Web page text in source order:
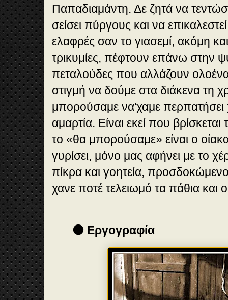
Παπαδιαμάντη. Δε ζητά να
σείσει πύργους και να
ελαφρές σαν το γιασεμί, ακόμη
τρικυμίες, πέφτουν επάνω στην
πεταλούδες που αλλάζουν
στιγμή να δούμε στα διάκενα τη
μπορούσαμε να'χαμε περπατήσει
αμαρτία. Είναι εκεί που
το «θα μπορούσαμε» είναι ο
γυρίσει, μόνο μας αφήνει με το
πίκρα και γοητεία,
χανε ποτέ τελειωμό τα πάθια και
🟤 Εργογραφία